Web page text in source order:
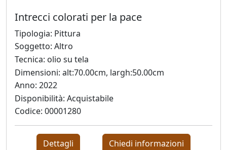
Silvia
Canton
LeoNilde
Carabba
Gastone
Cecconello
Intrecci colorati per la pace
Tipologia: Pittura
Soggetto: Altro
Tecnica: olio su tela
Dimensioni: alt:70.00cm, largh:50.00cm
Anno: 2022
Disponibilità: Acquistabile
Codice: 00001280
Dettagli Chiedi informazioni